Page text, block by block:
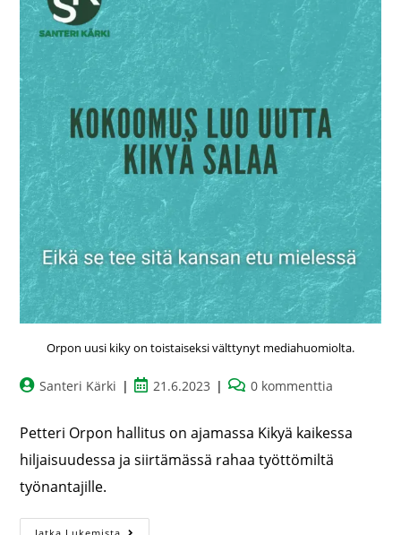
Orpon uusi kiky on toistaiseksi välttynyt mediahuomiolta.
Santeri Kärki 21.6.2023 0 kommenttia
Petteri Orpon hallitus on ajamassa Kikyä kaikessa
hiljaisuudessa ja siirtämässä rahaa työttömiltä
työnantajille.